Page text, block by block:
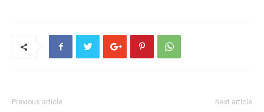
Previous article Next article